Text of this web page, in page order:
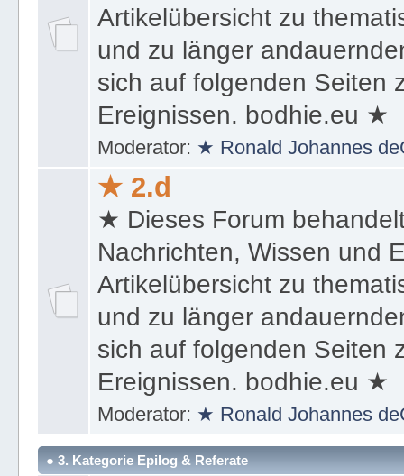
Artikelübersicht zu
und zu länger
sich auf folgenden Seiten
Ereignissen. bodhie.eu ★
Moderator: ★ Ronald Johannes
★ 2.d
★ Dieses Forum
Nachrichten, Wissen und
Artikelübersicht zu
und zu länger
sich auf folgenden Seiten
Ereignissen. bodhie.eu ★
Moderator: ★ Ronald Johannes
● 3. Kategorie Epilog & Referate